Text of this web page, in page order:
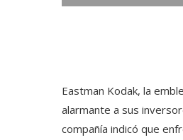
Eastman Kodak, la
alarmante a sus
compañía indicó que